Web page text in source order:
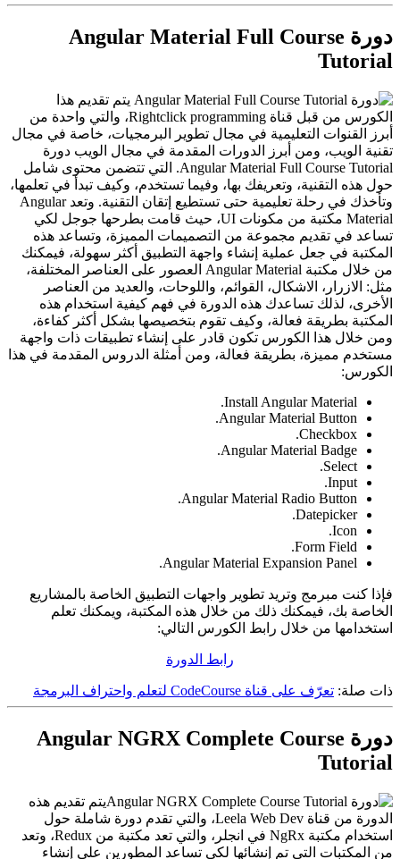
دورة Angular Material Full Course
Tutorial
يتم تقديم هذا
الكورس من قبل قناة Rightclick programming، والتي واحدة من
أبرز القنوات التعليمية في مجال تطوير البرمجيات، خاصة في مجال
تقنية الويب، ومن أبرز الدورات المقدمة في مجال الويب دورة
Angular Material Full Course Tutorial. التي تتضمن محتوى شامل
حول هذه التقنية، وتعريفك بها، وفيما تستخدم، وكيف تبدأ في تعلمها،
وتأخذك في رحلة تعليمية حتى تستطيع إتقان التقنية. وتعد Angular
Material مكتبة من مكونات UI، حيث قامت بطرحها جوجل لكي
تساعد في تقديم مجموعة من التصميمات المميزة، وتساعد هذه
المكتبة في جعل عملية إنشاء واجهة التطبيق أكثر سهولة، فيمكنك
من خلال مكتبة Angular Material العصور على العناصر المختلفة،
مثل: الازرار، الاشكال، القوائم، واللوحات، والعديد من العناصر
الأخرى، لذلك تساعدك هذه الدورة في فهم كيفية استخدام هذه
المكتبة بطريقة فعالة، وكيف تقوم بتخصيصها بشكل أكثر كفاءة،
ومن خلال هذا الكورس تكون قادر على إنشاء تطبيقات ذات واجهة
مستخدم مميزة، بطريقة فعالة، ومن أمثلة الدروس المقدمة في هذا
الكورس:
Install Angular Material.
Angular Material Button.
Checkbox.
Angular Material Badge.
Select.
Input.
Angular Material Radio Button.
Datepicker.
Icon.
Form Field.
Angular Material Expansion Panel.
فإذا كنت مبرمج وتريد تطوير واجهات التطبيق الخاصة بالمشاريع
الخاصة بك، فيمكنك ذلك من خلال هذه المكتبة، ويمكنك تعلم
استخدامها من خلال رابط الكورس التالي:
رابط الدورة
ذات صلة: تعرّف على قناة CodeCourse لتعلم واحتراف البرمجة
دورة Angular NGRX Complete Course
Tutorial
يتم تقديم هذه
الدورة من قناة Leela Web Dev، والتي تقدم دورة شاملة حول
استخدام مكتبة NgRx في انجلر، والتي تعد مكتبة من Redux، وتعد
من المكتبات التي تم إنشائها لكي تساعد المطورين على إنشاء